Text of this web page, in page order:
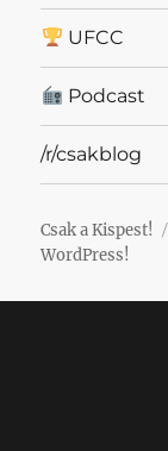
UFCC
Podcast
/r/csakblog
Csak a Kispest!
WordPress!